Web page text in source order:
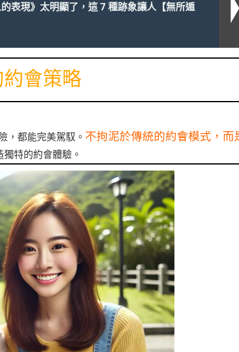
的表現》太明顯了，這 7 種跡象讓人【無所遁
會策略
，都能完美駕馭。 不拘泥於傳統的約會模式，而
特的約會體驗。